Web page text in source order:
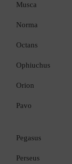
Musca
Norma
Octans
Ophiuchus
Orion
Pavo
Pegasus
Perseus